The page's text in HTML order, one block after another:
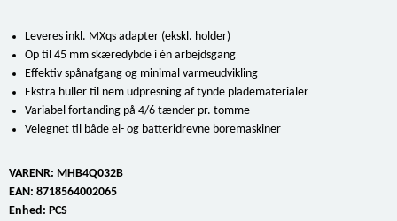
Leveres inkl. MXqs adapter (ekskl. holder)
Op til 45 mm skæredybde i én arbejdsgang
Effektiv spånafgang og minimal varmeudvikling
Ekstra huller til nem udpresning af tynde pladematerialer
Variabel fortanding på 4/6 tænder pr. tomme
Velegnet til både el- og batteridrevne boremaskiner
VARENR: MHB4Q032B
EAN: 8718564002065
Enhed: PCS